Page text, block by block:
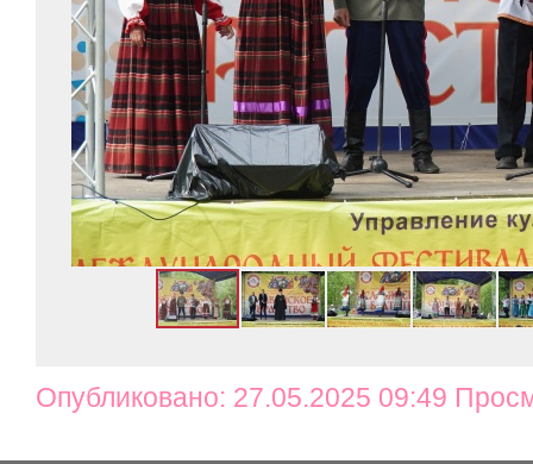
Опубликовано: 27.05.2025 09:49